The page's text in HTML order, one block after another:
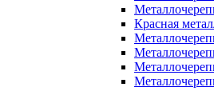
Красная